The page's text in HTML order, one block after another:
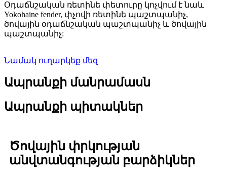
Օդաճնշական ռետինե փետուրը կոչվում է նաև
Yokohaine fender, փչովի ռետինե պաշտպանիչ,
ծովային օդաճնշական պաշտպանիչ և ծովային
պաշտպանիչ:
Նամակ ուղարկեք մեզ
Ապրանքի մանրամասն
Ապրանքի պիտակներ
Ծովային փրկության
անվտանգության բարձիկներ